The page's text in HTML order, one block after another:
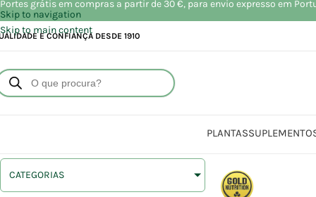
Skip to navigation
Skip to main content
E CONFIANÇA DESDE 1910
PLANTAS
CATEGORIAS
Portes grátis em compras a partir de 30 €, para envio expresso em